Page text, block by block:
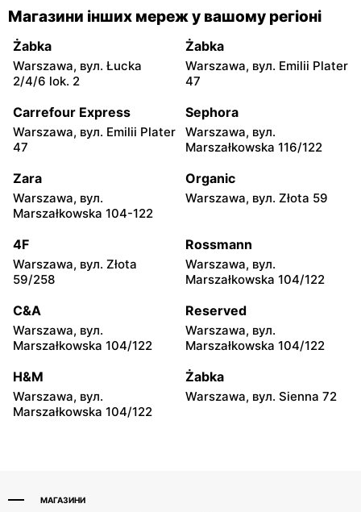
Biedronka
Ursyna Niemcewicza 8
Biedronka
Warszawa, вул. Solec 24
Biedronka
Ursyna Niemcewicza 26
Biedronka
Bonifraterska 6
Biedronka
Górnośląska 6
Biedronka
Biedronka
Dubois 5A
Biedronka
111b
Biedronka Biedronka
16
Biedronka Biedronka
11
Biedronka Biedronka
Магазини інших мереж у вашому регіоні
Żabka
Warszawa, вул. Łucka
2/4/6 lok. 2
Żabka
Warszawa, вул. Emilii Plater
47
Carrefour Express
Warszawa, вул. Emilii Plater
47
Sephora
Warszawa, вул.
Marszałkowska 116/122
Zara
Warszawa, вул.
Marszałkowska 104-122
Organic
Warszawa, вул. Złota 59
4F
Warszawa, вул. Złota
59/258
Rossmann
Warszawa, вул.
Marszałkowska 104/122
C&A
Warszawa, вул.
Marszałkowska 104/122
Reserved
Warszawa, вул.
Marszałkowska 104/122
H&M
Warszawa, вул.
Marszałkowska 104/122
Żabka
Warszawa, вул. Sienna 72
МАГАЗИНИ